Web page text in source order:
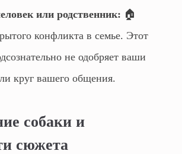
или родственник: 🏠
конфликта в семье. Этот
не одобряет ваши
круг вашего общения.
собаки и
сюжета